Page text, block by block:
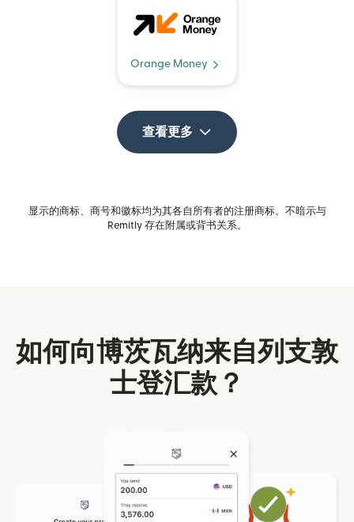
Orange Money
查看更多
显示的商标、商号和徽标均为其各自所有者的注册商标。不暗示与
Remitly 存在附属或背书关系。
如何向博茨瓦纳来自列支敦
士登汇款？